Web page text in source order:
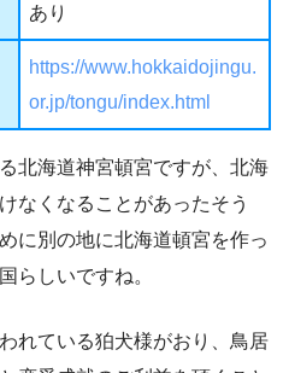
あり
https://www.hokkaidojingu.
or.jp/tongu/index.html
北海道神宮頓宮ですが、北海
なくなることがあったそう
に別の地に北海道頓宮を作っ
らしいですね。
れている狛犬様がおり、鳥居